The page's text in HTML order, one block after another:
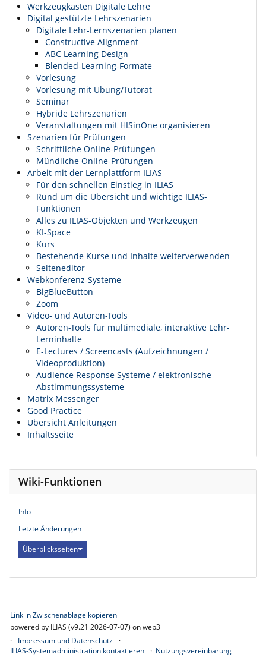
Werkzeugkasten Digitale Lehre
Digital gestützte Lehrszenarien
Digitale Lehr-Lernszenarien planen
Constructive Alignment
ABC Learning Design
Blended-Learning-Formate
Vorlesung
Vorlesung mit Übung/Tutorat
Seminar
Hybride Lehrszenarien
Veranstaltungen mit HISinOne organisieren
Szenarien für Prüfungen
Schriftliche Online-Prüfungen
Mündliche Online-Prüfungen
Arbeit mit der Lernplattform ILIAS
Für den schnellen Einstieg in ILIAS
Rund um die Übersicht und wichtige ILIAS-
Funktionen
Alles zu ILIAS-Objekten und Werkzeugen
KI-Space
Kurs
Bestehende Kurse und Inhalte weiterverwenden
Seiteneditor
Webkonferenz-Systeme
BigBlueButton
Zoom
Video- und Autoren-Tools
Autoren-Tools für multimediale, interaktive Lehr-
Lerninhalte
E-Lectures / Screencasts (Aufzeichnungen /
Videoproduktion)
Audience Response Systeme / elektronische
Abstimmungssysteme
Matrix Messenger
Good Practice
Übersicht Anleitungen
Inhaltsseite
Wiki-Funktionen
Info
Letzte Änderungen
Überblicksseiten
Link in Zwischenablage kopieren
powered by ILIAS (v9.21 2026-07-07) on web3
Impressum und Datenschutz
ILIAS-Systemadministration kontaktieren
Nutzungsvereinbarung